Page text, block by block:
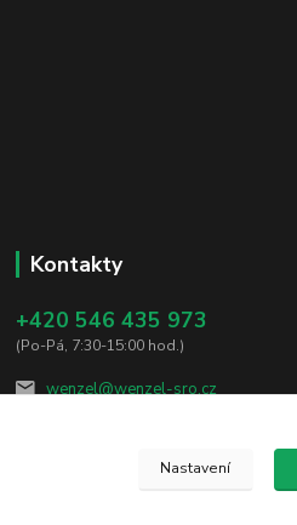
Kontakty
+420 546 435 973
(Po-Pá, 7:30-15:00 hod.)
wenzel@wenzel-sro.cz
Nastavení